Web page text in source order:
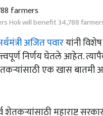
Holi will benefit 34,788
अजित पवारयांनी
निर्णय घेतले आहेत.
एक खास बातमी
महाराष्ट्र